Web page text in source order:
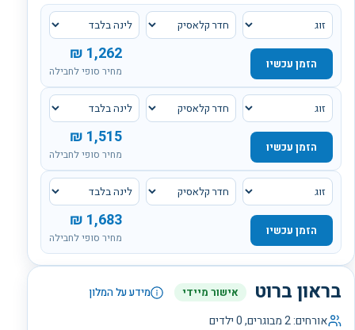
1,262
₪
מחיר סופי לחבילה
הזמן עכשיו
1,515
₪
מחיר סופי לחבילה
הזמן עכשיו
1,683
₪
מחיר סופי לחבילה
הזמן עכשיו
בראון ברוט אישור מיידי מידע על המלון
אורחים:2מבוגרים,0ילדים